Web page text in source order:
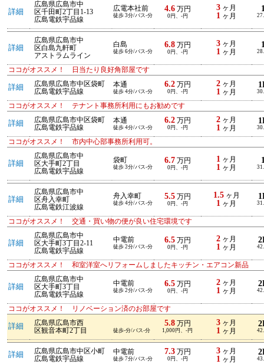
詳細
広島県広島市中
区千田町2丁目1-13
広島電鉄宇品線
広電本社前
徒歩 3分/バス-分
4.6万円
0円、-円
3 ヶ月
1 ヶ月
詳細
広島県広島市中
区白島九軒町
アストラムライン
白島
徒歩 6分/バス-分
6.8万円
0円、-円
3 ヶ月
1 ヶ月
ココがオススメ！ 日当たり良好角部屋です
詳細
広島県広島市中区袋町
広島電鉄宇品線
本通
徒歩 4分/バス-分
6.2万円
0円、-円
2 ヶ月
1 ヶ月
ココがオススメ！ テナント事務所利用にもお勧めです
詳細
広島県広島市中区袋町
広島電鉄宇品線
本通
徒歩 4分/バス-分
6.2万円
0円、-円
2 ヶ月
1 ヶ月
ココがオススメ！ 市内中心部事務所利用可。
詳細
広島県広島市中
区大手町2丁目
広島電鉄宇品線
袋町
徒歩 3分/バス-分
6.7万円
0円、-円
1 ヶ月
1 ヶ月
詳細
広島県広島市中
区舟入幸町
広島電鉄江波線
舟入幸町
徒歩 4分/バス-分
5.5万円
0円、-円
1.5ヶ月
1 ヶ月
ココがオススメ！ 交通・買い物の便が良い住宅環境です
詳細
広島県広島市中
区大手町3丁目2-11
広島電鉄宇品線
中電前
徒歩 2分/バス-分
6.5万円
0円、-円
2 ヶ月
1 ヶ月
ココがオススメ！ 和室洋室へリフォームしましたキッチン・エアコン新品
詳細
広島県広島市中
区大手町3丁目
広島電鉄宇品線
中電前
徒歩 2分/バス-分
6.5万円
0円、-円
2 ヶ月
1 ヶ月
ココがオススメ！ リノベーション済のお部屋です
詳細
広島県広島市西
区観音本町2丁目
徒歩-分/バス-分
5.8万円
1,000円、-円
3 ヶ月
1 ヶ月
詳細
広島県広島市中区小町
広島電鉄宇品線
中電前
徒歩 7分/バス-分
7.3万円
0円、-円
3 ヶ月
1 ヶ月